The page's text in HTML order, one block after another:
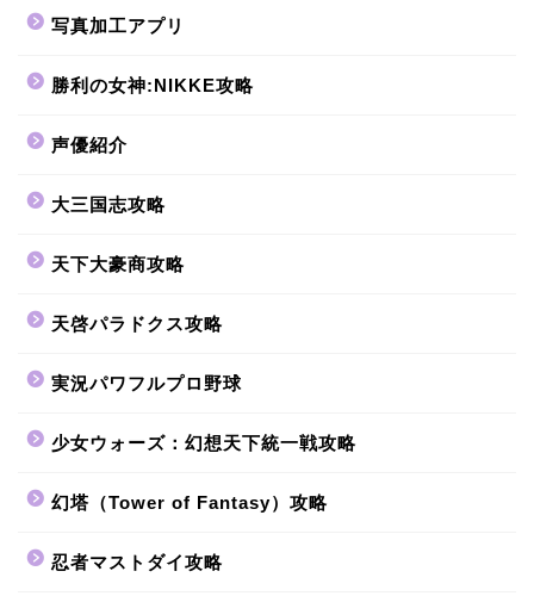
写真加工アプリ
勝利の女神:NIKKE攻略
声優紹介
大三国志攻略
天下大豪商攻略
天啓パラドクス攻略
実況パワフルプロ野球
少女ウォーズ：幻想天下統一戦攻略
幻塔（Tower of Fantasy）攻略
忍者マストダイ攻略